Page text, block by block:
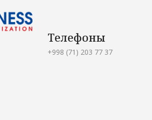
Телефоны
+998 (71) 203 77 37